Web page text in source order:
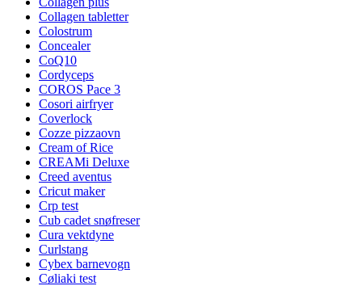
Collagen tabletter
Colostrum
Concealer
CoQ10
Cordyceps
COROS Pace 3
Cosori airfryer
Coverlock
Cozze pizzaovn
Cream of Rice
CREAMi Deluxe
Creed aventus
Cricut maker
Crp test
Cub cadet snøfreser
Cura vektdyne
Curlstang
Cybex barnevogn
Cøliaki test